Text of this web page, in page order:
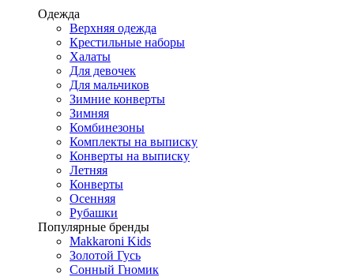
Одежда
Верхняя одежда
Крестильные наборы
Халаты
Для девочек
Для мальчиков
Зимние конверты
Зимняя
Комбинезоны
Комплекты на выписку
Конверты на выписку
Летняя
Конверты
Осенняя
Рубашки
Популярные бренды
Makkaroni Kids
Золотой Гусь
Сонный Гномик